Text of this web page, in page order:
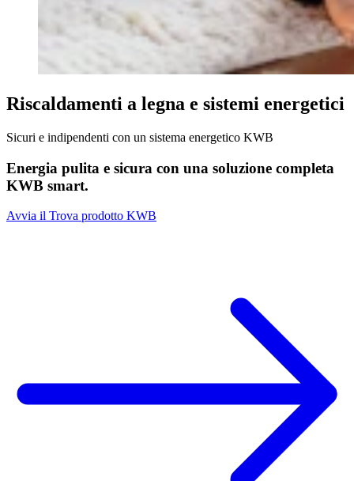
Riscaldamenti a legna e sistemi energetici
Sicuri e indipendenti con un sistema energetico KWB
Energia pulita e sicura con una soluzione completa
KWB smart.
Avvia il Trova prodotto KWB